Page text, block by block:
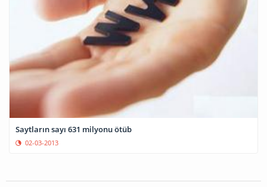
Saytların sayı 631 milyonu ötüb
02-03-2013